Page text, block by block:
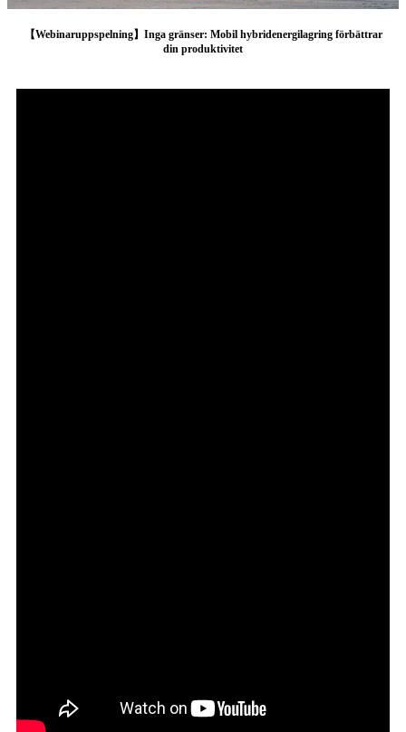
【Webinaruppspelning】Inga gränser: Mobil hybridenergilagring förbättrar
din produktivitet